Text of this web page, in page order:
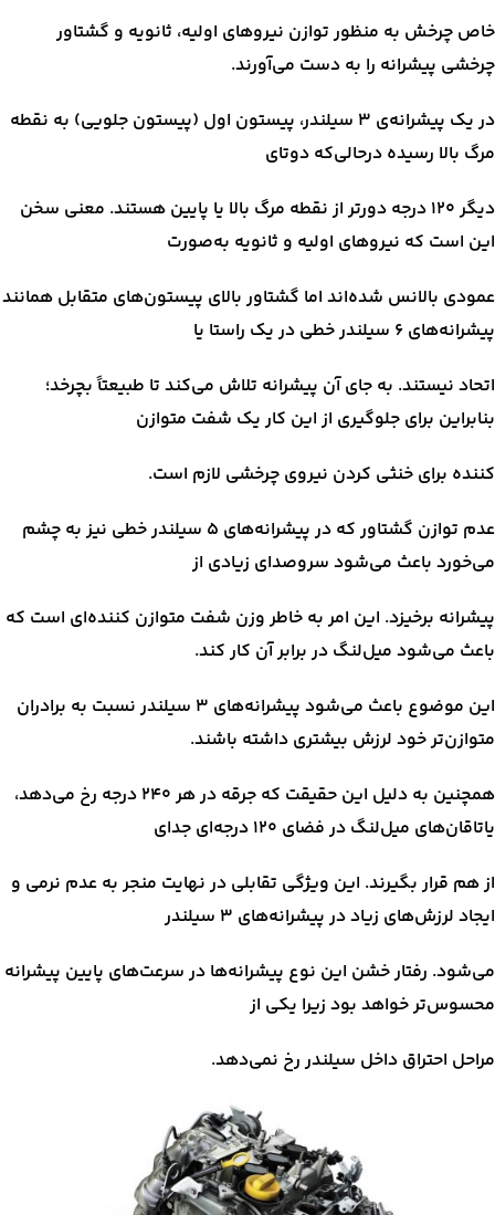
خاص چرخش به منظور توازن نیروهای اولیه، ثانویه و گشتاور
چرخشی پیشرانه را به دست می‌آورند.
در یک پیشرانه‌ی ۳ سیلندر، پیستون اول (پیستون جلویی) به نقطه
مرگ بالا رسیده درحالی‌که دوتای
دیگر ۱۲۰ درجه دورتر از نقطه مرگ بالا یا پایین هستند. معنی سخن
این است که نیروهای اولیه و ثانویه به‌صورت
عمودی بالانس شده‌اند اما گشتاور بالای پیستون‌های متقابل همانند
پیشرانه‌های ۶ سیلندر خطی در یک راستا یا
اتحاد نیستند. به جای آن پیشرانه تلاش می‌کند تا طبیعتاً بچرخد؛
بنابراین برای جلوگیری از این کار یک شفت متوازن
کننده برای خنثی کردن نیروی چرخشی لازم است.
عدم توازن گشتاور که در پیشرانه‌های ۵ سیلندر خطی نیز به چشم
می‌خورد باعث می‌شود سروصدای زیادی از
پیشرانه برخیزد. این امر به خاطر وزن شفت متوازن کننده‌ای است که
باعث می‌شود میل‌لنگ در برابر آن کار کند.
این موضوع باعث می‌شود پیشرانه‌های ۳ سیلندر نسبت به برادران
متوازن‌تر خود لرزش بیشتری داشته باشند.
همچنین به دلیل این حقیقت که جرقه در هر ۲۴۰ درجه رخ می‌دهد،
یاتاقان‌های میل‌لنگ در فضای ۱۲۰ درجه‌ای جدای
از هم قرار بگیرند. این ویژگی تقابلی در نهایت منجر به عدم نرمی و
ایجاد لرزش‌های زیاد در پیشرانه‌های ۳ سیلندر
می‌شود. رفتار خشن این نوع پیشرانه‌ها در سرعت‌های پایین پیشرانه
محسوس‌تر خواهد بود زیرا یکی از
مراحل احتراق داخل سیلندر رخ نمی‌دهد.